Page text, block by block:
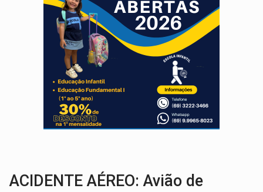
REFLORESTAMENTO: Plantar árvores não será mais suficiente para
OVNIS NA LUA:Cientistas alertam para possível base secreta no satélite
ACABOU COM PEUGEOT:Incêndio destrói carro que era rebocado para oficina
VÍDEO: Ladrão é filmado furtando moto na frente do bar
BOLSAS DE PESQUISA:Iniciativa Amazônia+10 lança chamada para fortalecer
MATERIAL: Brasil tem grandes reservas de urânio, mas produz pouco e
TRIBUNAL DO CRIME:
ACIDENTE AÉREO: Avião de